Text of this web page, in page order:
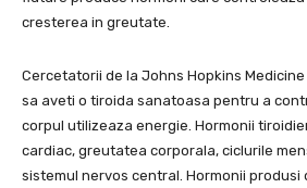
cresterea in greutate.
Cercetatorii de la Johns Hopkins
sa aveti o tiroida sanatoasa pentru a
corpul utilizeaza energie. Hormonii
cardiac, greutatea corporala, ciclurile
sistemul nervos central. Hormonii produsi